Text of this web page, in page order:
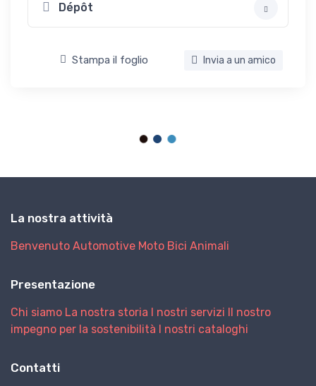
Dépôt
Stampa il foglio Invia a un amico
La nostra attività
Benvenuto Automotive Moto Bici Animali
Presentazione
Chi siamo La nostra storia I nostri servizi Il nostro
impegno per la sostenibilità I nostri cataloghi
Contatti